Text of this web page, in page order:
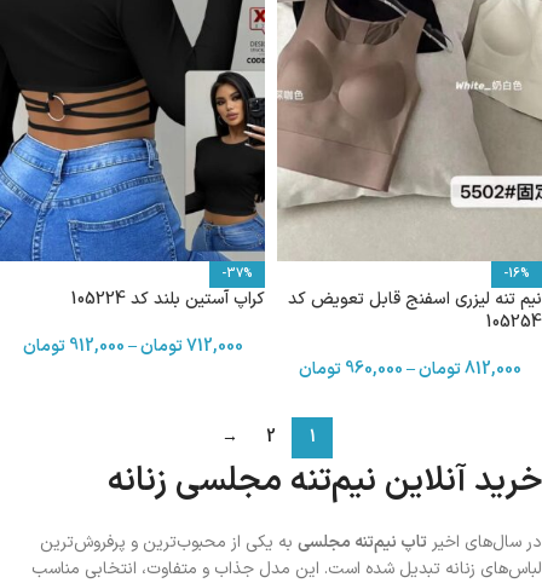
-16%
نیم تنه لیزری اسفنج قابل تعویض کد
105254
812,000تومان–
960,000 تومان
-37%
کراپ آستین بلند کد 105224
712,000تومان–
912,000 تومان
1
2
→
خرید آنلاین نیم‌تنه مجلسی زنانه
در سال‌های اخیر تاپ نیم‌تنه مجلسی به یکی از محبوب‌ترین و پرفروش‌ترین
لباس‌های زنانه تبدیل شده است. این مدل جذاب و متفاوت، انتخابی مناسب